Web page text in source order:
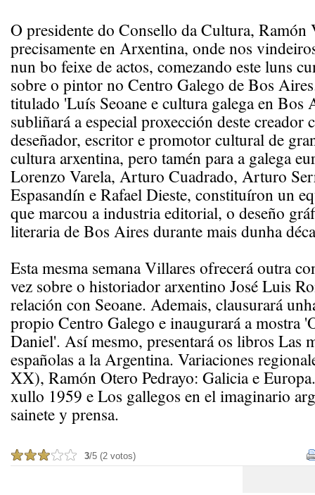
O presidente do Consello da Cultura, Ramón
precisamente en Arxentina, onde nos
nun bo feixe de actos, comezando este luns
sobre o pintor no Centro Galego de Bos
titulado 'Luís Seoane e cultura galega en Bos
subliñará a especial proxección deste creador
deseñador, escritor e promotor cultural de
cultura arxentina, pero tamén para a galega
Lorenzo Varela, Arturo Cuadrado, Arturo
Espasandín e Rafael Dieste, constituíron un
que marcou a industria editorial, o deseño
literaria de Bos Aires durante mais dunha
Esta mesma semana Villares ofrecerá outra
vez sobre o historiador arxentino José Luis
relación con Seoane. Ademais, clausurará
propio Centro Galego e inaugurará a mostra
Daniel'. Así mesmo, presentará os libros Las
españolas a la Argentina. Variaciones
XX), Ramón Otero Pedrayo: Galicia e
xullo 1959 e Los gallegos en el imaginario
sainete y prensa.
3/5 (2 votos)